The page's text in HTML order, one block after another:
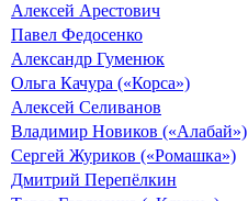
Алексей Арестович
Павел Федосенко
Александр Гуменюк
Ольга Качура («Корса»)
Алексей Селиванов
Владимир Новиков («Алабай»)
Сергей Журиков («Ромашка»)
Дмитрий Перепёлкин